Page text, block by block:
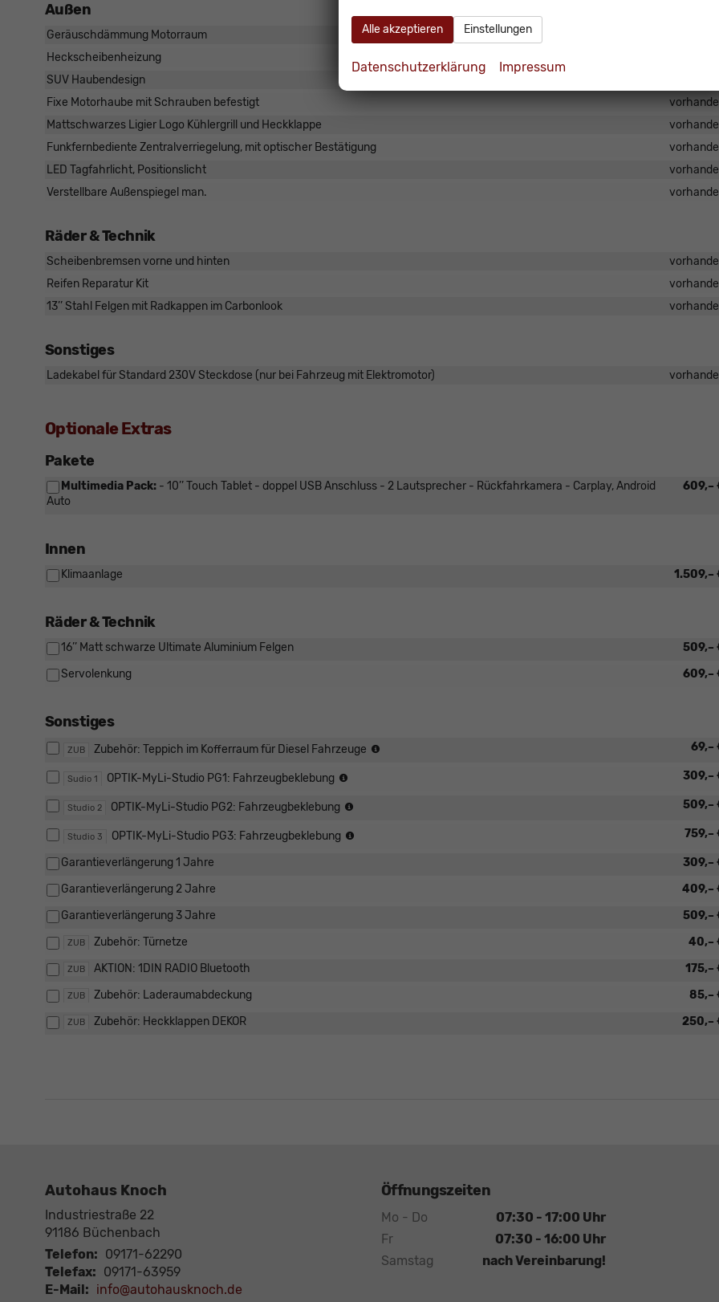
Außen
Geräuschdämmung Motorraum
Heckscheibenheizung
SUV Haubendesign
Fixe Motorhaube mit Schrauben befestigt
Mattschwarzes Ligier Logo Kühlergrill und Heckklappe
Funkfernbediente Zentralverriegelung, mit optischer Bestätigung
LED Tagfahrlicht, Positionslicht
Verstellbare Außenspiegel man.
Räder & Technik
Scheibenbremsen vorne und hinten
Reifen Reparatur Kit
13’’ Stahl Felgen mit Radkappen im Carbonlook
Sonstiges
Ladekabel für Standard 230V Steckdose (nur bei Fahrzeug mit Elektromotor)
Optionale Extras
Pakete
609,–
Multimedia Pack: - 10’’ Touch Tablet - doppel USB Anschluss - 2 Lautsprecher - Rückfahrkamera - Carplay, Android
Auto
Innen
1.509,–
Klimaanlage
Räder & Technik
509,–
16’’ Matt schwarze Ultimate Aluminium Felgen
609,–
Servolenkung
Sonstiges
ZUB 69,–
Zubehör: Teppich im Kofferraum für Diesel Fahrzeuge
Sudio 1 309,–
OPTIK-MyLi-Studio PG1: Fahrzeugbeklebung
+
Studio 2 509,–
OPTIK-MyLi-Studio PG2: Fahrzeugbeklebung
Studio 3 759,–
OPTIK-MyLi-Studio PG3: Fahrzeugbeklebung
309,–
Garantieverlängerung 1 Jahre
409,–
Garantieverlängerung 2 Jahre
509,–
Garantieverlängerung 3 Jahre
ZUB 40,–
Zubehör: Türnetze
ZUB 175,–
AKTION: 1DIN RADIO Bluetooth
ZUB 85,–
Zubehör: Laderaumabdeckung
ZUB 250,–
Zubehör: Heckklappen DEKOR
Autohaus Knoch
Industriestraße 22
91186 Büchenbach
Telefon: 09171-62290
Telefax: 09171-63959
E-Mail: info@autohausknoch.de
Öffnungszeiten
Mo - Do
07:30 - 17:00 Uhr
Fr
07:30 - 16:00 Uhr
Samstag
nach Vereinbarung!
Alle akzeptieren Einstellungen
Datenschutzerklärung Impressum